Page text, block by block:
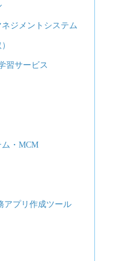
ジメントシステム
習サービス
・MCM
アプリ作成ツール